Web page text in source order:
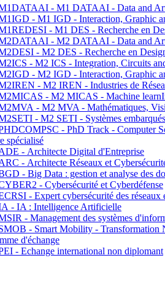
- M1 DATAAI - Data and
- M1 IGD - Interaction, Graphic
- M1 DES - Recherche en
- M2 DATAAI - Data and
- M2 DES - Recherche en
- M2 ICS - Integration, Circuits
- M2 IGD - Interaction, Graphic
- M2 IREN - Industries de
- M2 MICAS - Machine
- M2 MVA - Mathématiques,
- M2 SETI - Systèmes
- PhD Track - Computer
spécialisé
- Architecte Digital d'Entreprise
- Architecte Réseaux et
- Big Data : gestion et analyse des
- Cybersécurité et Cyberdéfense
- Expert cybersécurité des réseaux
- IA : Intelligence Artificielle
- Management des systèmes
- Smart Mobility - Transformation
d'échange
- Echange international non diplomant